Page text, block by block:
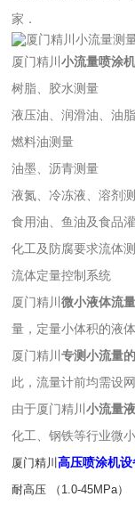
家．
厦门精川 小流量喷涂
树脂、胶水测量
液压油、润滑油、油
燃料油测量
油墨、沥青测量
液氮、冷冻液、溶剂
食用油、鱼油及食品
化工及防腐要求流体
流体定量控制系统
厦门精川 微小液体流
量，定量小体积的液
厦门精川 专测小流量
此，流量计前均需设
由于厦门精川 小流量
化工、钢铁等行业微
厦门精川 高压喷涂机
耐高压 （1.0-45MPa）